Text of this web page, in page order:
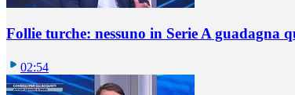
Follie turche: nessuno in Serie A guadagna
02:54